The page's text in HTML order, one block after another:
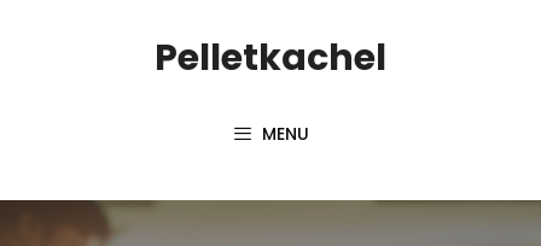
Pelletkachel
MENU